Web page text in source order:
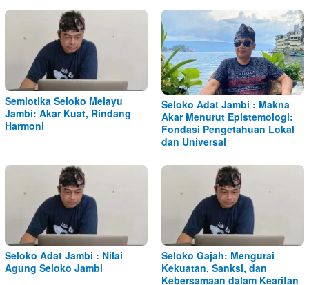
Semiotika Seloko Melayu
Jambi: Akar Kuat, Rindang
Harmoni
Seloko Adat Jambi : Makna
Akar Menurut Epistemologi:
Fondasi Pengetahuan Lokal
dan Universal
Seloko Adat Jambi : Nilai
Agung Seloko Jambi
Seloko Gajah: Mengurai
Kekuatan, Sanksi, dan
Kebersamaan dalam Kearifan